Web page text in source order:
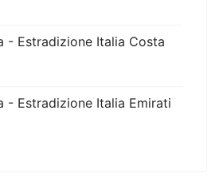
- Estradizione Italia Costa
- Estradizione Italia Emirati